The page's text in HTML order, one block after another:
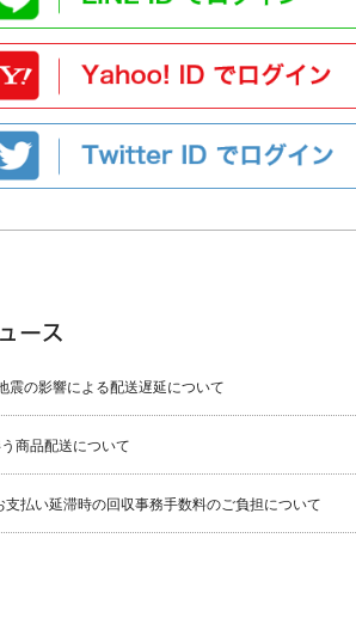
震の影響による配送遅延について
商品配送について
支払い延滞時の回収事務手数料のご負担について